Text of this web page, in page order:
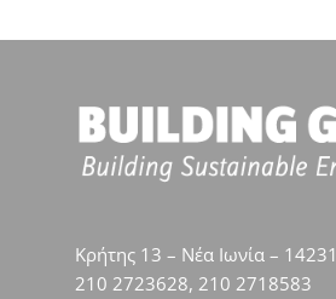
Κρήτης 13 – Νέα Ιωνία – 14231
210 2723628, 210 2718583